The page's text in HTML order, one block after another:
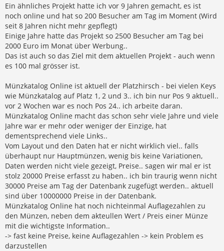
Ein ähnliches Projekt hatte ich vor 9 Jahren gemacht, es ist
noch online und hat so 200 Besucher am Tag im Moment (Wird
seit 8 Jahren nicht mehr gepflegt)
Einige Jahre hatte das Projekt so 2500 Besucher am Tag bei
2000 Euro im Monat über Werbung..
Das ist auch so das Ziel mit dem aktuellen Projekt - auch wenn
es 100 mal grösser ist.
Münzkatalog Online ist aktuell der Platzhirsch - bei vielen Keys
wie Münzkatalog auf Platz 1, 2 und 3.. ich bin nur Pos 9 aktuell..
vor 2 Wochen war es noch Pos 24.. ich arbeite daran.
Münzkatalog Online macht das schon sehr viele Jahre und viele
Jahre war er mehr oder weniger der Einzige, hat
dementsprechend viele Links..
Vom Layout und den Daten hat er nicht wirklich viel.. falls
überhaupt nur Hauptmünzen, wenig bis keine Variationen,
Daten werden nicht viele gezeigt, Preise.. sagen wir mal er ist
stolz 20000 Preise erfasst zu haben.. ich bin traurig wenn nicht
30000 Preise am Tag der Datenbank zugefügt werden.. aktuell
sind über 10000000 Preise in der Datenbank.
Münzkatalog Online hat noch nichteinmal Auflagezahlen zu
den Münzen, neben dem akteullen Wert / Preis einer Münze
mit die wichtigste Information..
-> fast keine Preise, keine Auflagezahlen -> kein Problem es
darzustellen